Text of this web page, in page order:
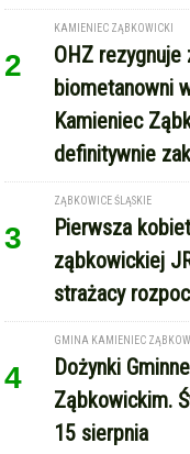
2
KAMIENIEC ZĄBKOWICKI
OHZ rezygnuje
biometanowni
Kamieniec
definitywnie
3
ZĄBKOWICE ŚLĄSKIE
Pierwsza
ząbkowickiej
strażacy
4
GMINA KAMIENIEC
Dożynki
Ząbkowickim.
15 sierpnia